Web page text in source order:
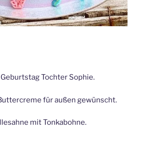
Geburtstag Tochter Sophie.
für außen gewünscht.
mit Tonkabohne.